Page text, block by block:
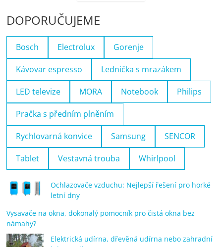
DOPORUČUJEME
Bosch Electrolux Gorenje
Kávovar espresso Lednička s mrazákem
LED televize MORA Notebook Philips
Pračka s předním plněním
Rychlovarná konvice Samsung SENCOR
Tablet Vestavná trouba Whirlpool
Ochlazovače vzduchu: Nejlepší řešení pro horké
letní dny
Vysavače na okna, dokonalý pomocník pro čistá okna bez
námahy?
Elektrická udírna, dřevěná udírna nebo zahradní